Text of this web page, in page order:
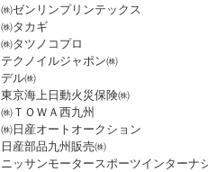
㈱ゼンリンプリンテックス
㈱タカギ
㈱タツノコプロ
テクノイルジャポン㈱
デル㈱
東京海上日動火災保険㈱
㈱ＴＯＷＡ西九州
㈱日産オートオークション
日産部品九州販売㈱
ニッサンモータースポーツインターナ